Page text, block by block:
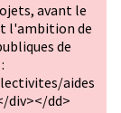
avant le
l'ambition de
de
aides
div></dd>